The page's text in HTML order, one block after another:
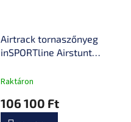
Airtrack tornaszőnyeg
inSPORTline Airstunt
mousse, PVC, Drop Stitch
varrás, javítókészlet,
hordozótáska
Raktáron
106 100 Ft